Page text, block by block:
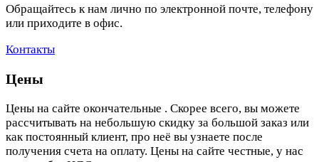
Обращайтесь к нам лично по электронной почте, телефону
или приходите в офис.
Контакты
Цены
Цены на сайте окончательные . Скорее всего, вы можете
рассчитывать на небольшую скидку за большой заказ или
как постоянный клиент, про неё вы узнаете после
получения счета на оплату. Цены на сайте честные, у нас